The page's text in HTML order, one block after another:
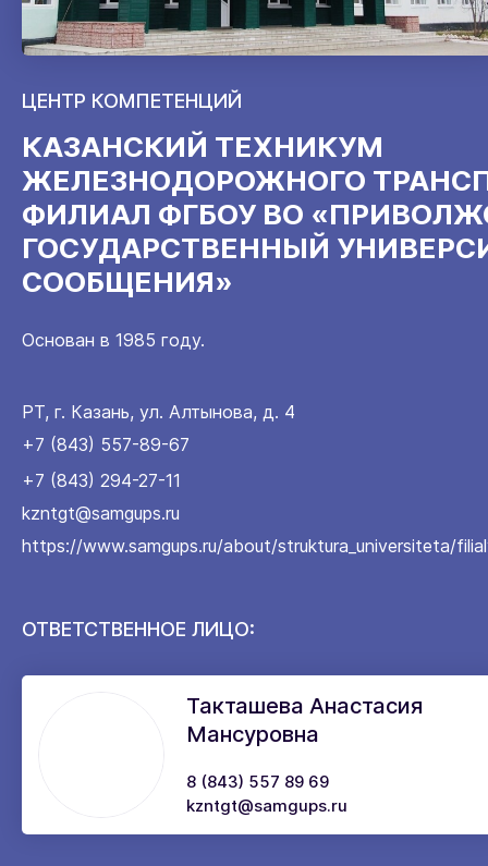
ЦЕНТР КОМПЕТЕНЦИЙ
КАЗАНСКИЙ ТЕХНИКУМ
ЖЕЛЕЗНОДОРОЖНОГО
ФИЛИАЛ ФГБОУ ВО
ГОСУДАРСТВЕННЫЙ
СООБЩЕНИЯ»
Основан в 1985 году.
РТ, г. Казань, ул. Алтынова, д. 4
+7 (843) 557-89-67
+7 (843) 294-27-11
kzntgt@samgups.ru
https://www.samgups.ru/about/struktura_universiteta/
ОТВЕТСТВЕННОЕ ЛИЦО:
Такташева Анастасия
Мансуровна
8 (843) 557 89 69
kzntgt@samgups.ru